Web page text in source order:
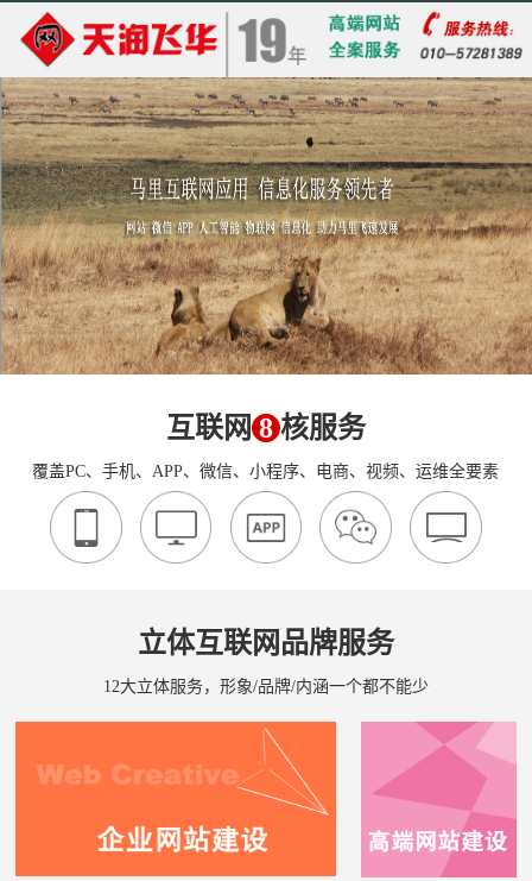
互联网 8 核服务
覆盖PC、手机、APP、微信、小程序、电商、视频、运维全要素
立体互联网品牌服务
12大立体服务，形象/品牌/内涵一个都不能少